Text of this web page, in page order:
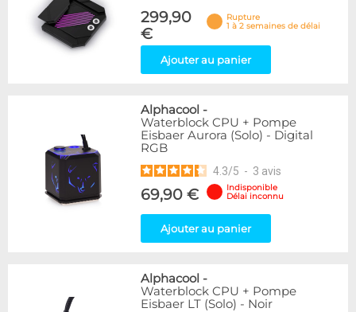
299,90
€
Rupture
1 à 2 semaines de délai
Ajouter au panier
Alphacool -
Waterblock CPU + Pompe
Eisbaer Aurora (Solo) - Digital
RGB
4.3/5 - 3 avis
69,90 €
Indisponible
Délai inconnu
Ajouter au panier
Alphacool -
Waterblock CPU + Pompe
Eisbaer LT (Solo) - Noir